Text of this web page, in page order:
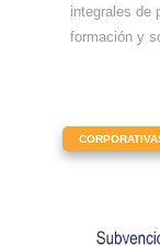
integrales de
formación y